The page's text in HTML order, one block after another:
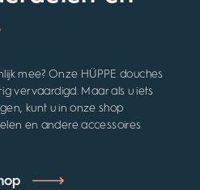
mee? Onze HÜPPE douches
vervaardigd. Maar als u iets
kunt u in onze shop
en andere accessoires